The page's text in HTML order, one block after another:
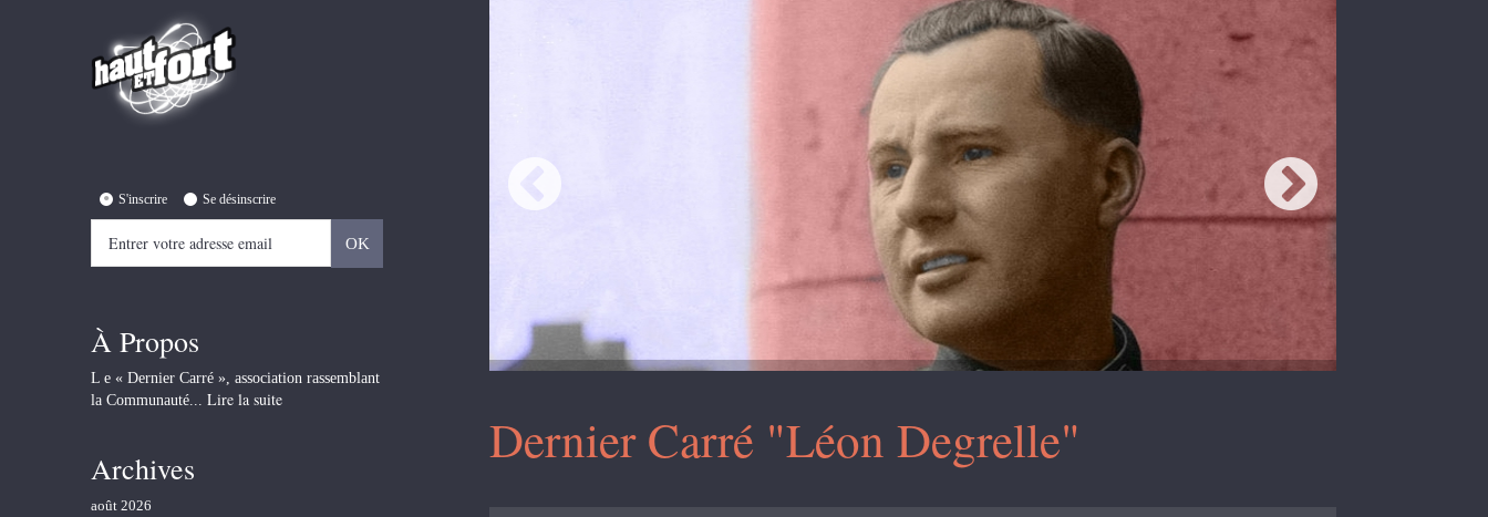
S'inscrire Se désinscrire
À Propos
L e « Dernier Carré », association rassemblant
la Communauté... Lire la suite
Archives
août 2026
Dernier Carré "Léon Degrelle"